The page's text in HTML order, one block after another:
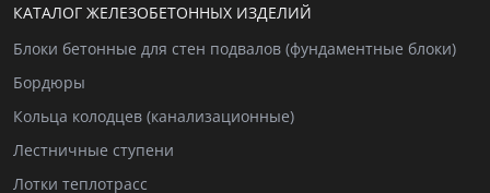
КАТАЛОГ ЖЕЛЕЗОБЕТОННЫХ ИЗДЕЛИЙ
Блоки бетонные для стен подвалов (фундаментные блоки)
Бордюры
Кольца колодцев (канализационные)
Лестничные ступени
Лотки теплотрасс